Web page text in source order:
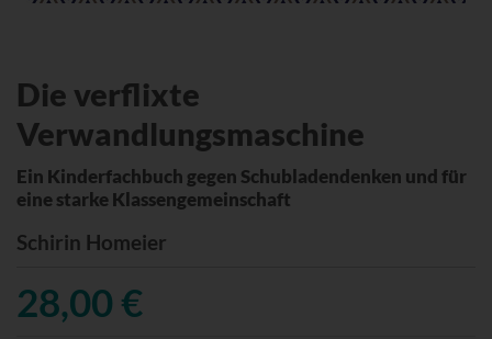
Die verflixte
Verwandlungsmaschine
Ein Kinderfachbuch gegen Schubladendenken und für
eine starke Klassengemeinschaft
Schirin Homeier
28,00 €